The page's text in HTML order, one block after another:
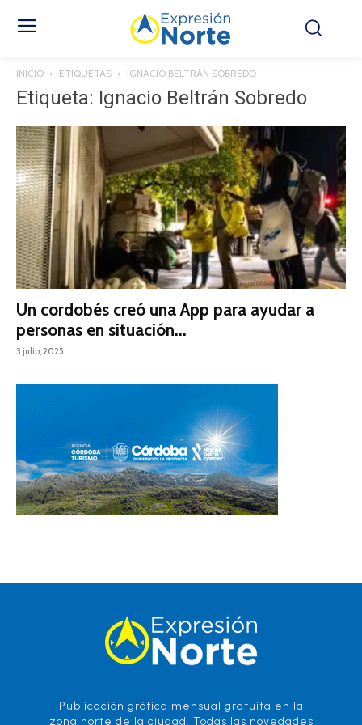
INICIO ETIQUETAS IGNACIO BELTRÁN SOBREDO
Etiqueta: Ignacio Beltrán Sobredo
Un cordobés creó una App para ayudar a
personas en situación...
3 julio, 2025
Publicación gráfica mensual gratuita en la
zona norte de la ciudad. Todas las novedades